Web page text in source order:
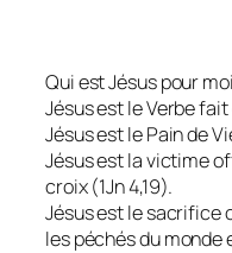
Qui est Jésus pour
Jésus est le Verbe fait
Jésus est le Pain de
Jésus est la victime
croix (1Jn 4,19).
Jésus est le sacrifice
les péchés du monde